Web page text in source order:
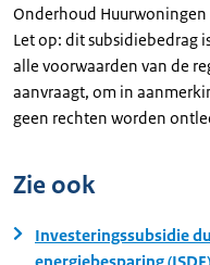
Onderhoud Huurwoningen
Let op: dit subsidiebedrag
alle voorwaarden van de
aanvraagt, om in
geen rechten worden
Zie ook
Investeringssubsidie